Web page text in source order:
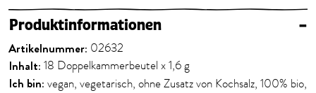
Produktinformationen –
Artikelnummer: 02632
Inhalt: 18 Doppelkammerbeutel x 1,6 g
Ich bin: vegan, vegetarisch, ohne Zusatz von Kochsalz, 100% bio,